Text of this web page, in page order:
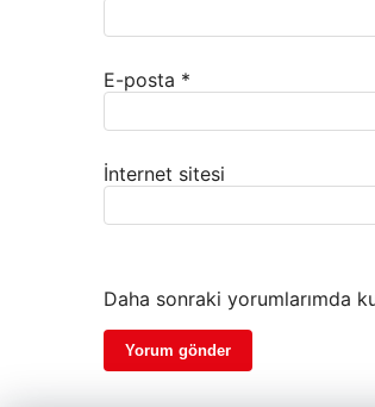
E-posta *
İnternet sitesi
Daha sonraki yorumlarımda